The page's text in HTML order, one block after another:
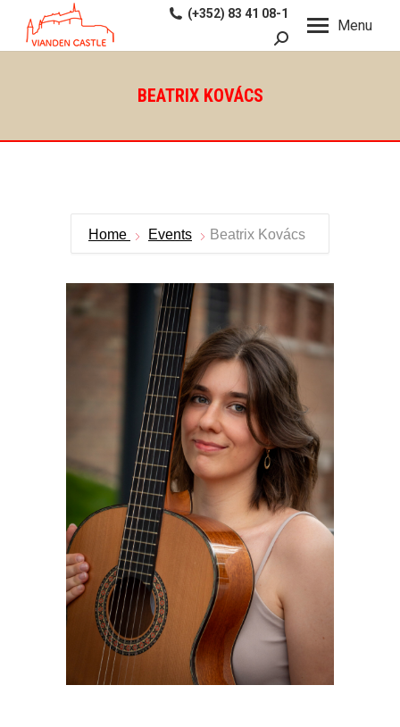
Menu
(+352) 83 41 08-1
Recherche
BEATRIX KOVÁCS
Home Events Beatrix Kovács